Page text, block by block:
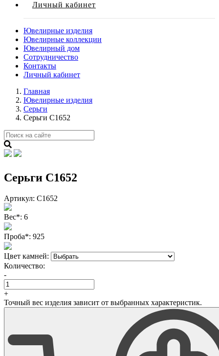
Личный кабинет
Ювелирные изделия
Ювелирные коллекции
Ювелирный дом
Сотрудничество
Контакты
Личный кабинет
Главная
Ювелирные изделия
Серьги
Серьги С1652
Серьги С1652
Артикул: С1652
Вес*: 6
Проба*: 925
Цвет камней:
Количество:
-
+
Точный вес изделия зависит от выбранных характеристик.